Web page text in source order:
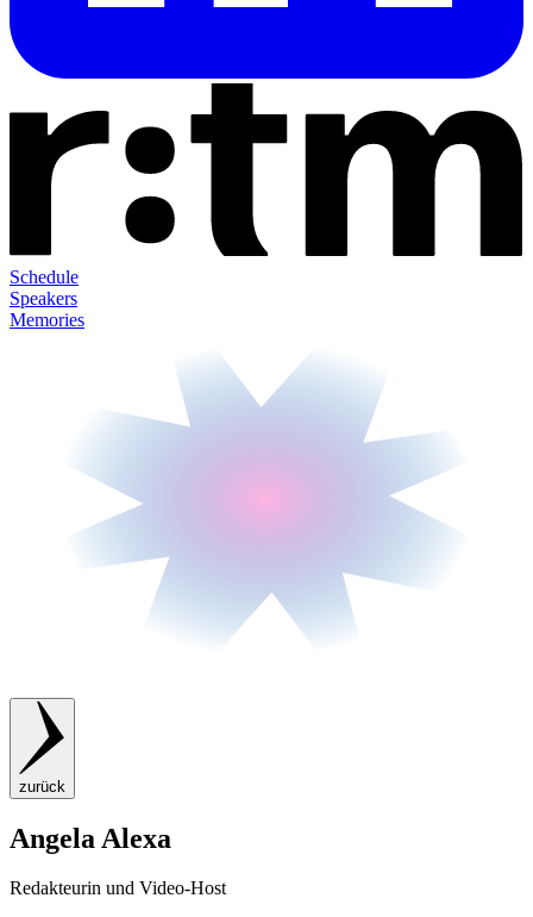
Schedule
Speakers
Memories
zurück
Angela Alexa
Redakteurin und Video-Host